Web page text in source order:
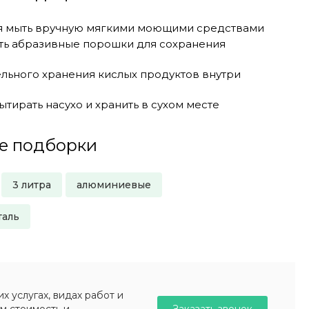
мыть вручную мягкими моющими средствами
абразивные порошки для сохранения
хранения кислых продуктов внутри
насухо и хранить в сухом месте
подборки
3 литра алюминиевые
видах работ и